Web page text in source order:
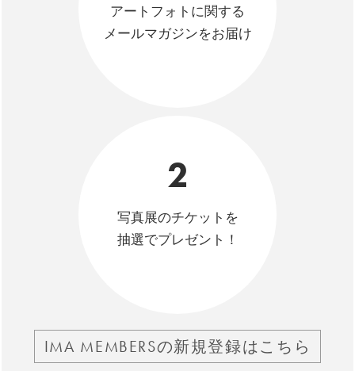
アートフォトに関する
メールマガジンをお届け
2
写真展のチケットを
抽選でプレゼント！
IMA MEMBERSの新規登録はこちら